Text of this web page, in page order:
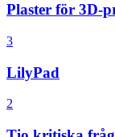
Plaster för 3D-
3
LilyPad
2